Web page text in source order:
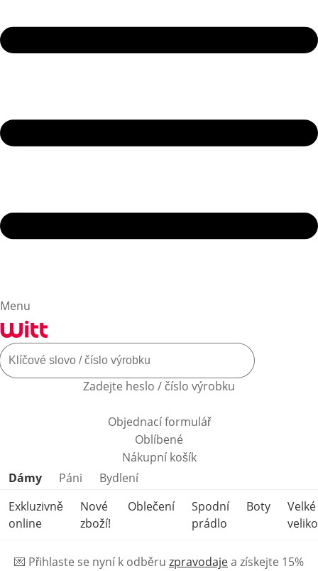
Menu
Zadejte heslo / číslo výrobku
Objednací formulář
Oblíbené
Nákupní košík
Přeskočit kategorie produktů
Dámy Páni
Bydlení
Exkluzivně
online
Nové
zboží!
Oblečení
Spodní
prádlo
Boty
Velké
💌 Přihlaste se nyní k odběru zpravodajea získejte 15%